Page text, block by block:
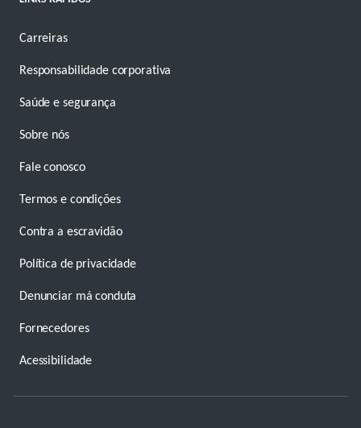
Carreiras
Responsabilidade corporativa
Saúde e segurança
Sobre nós
Fale conosco
Termos e condições
Contra a escravidão
Política de privacidade
Denunciar má conduta
Fornecedores
Acessibilidade